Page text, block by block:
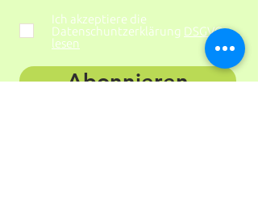
Ich akzeptiere die
Datenschuntzerklärung DSGVO
lesen
Abonnieren